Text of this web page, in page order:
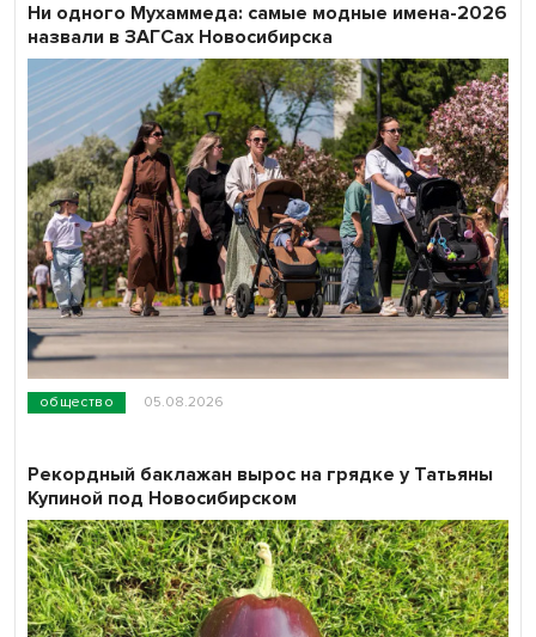
общество 05.08.2026
Ни одного Мухаммеда: самые модные имена-2026
назвали в ЗАГСах Новосибирска
Рекордный баклажан вырос на грядке у Татьяны
Купиной под Новосибирском